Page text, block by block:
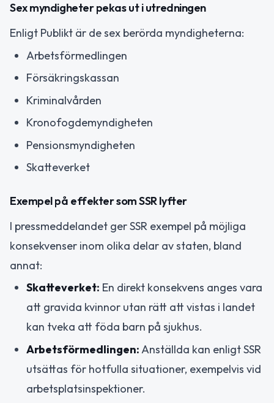
Sex myndigheter pekas ut i utredningen
Enligt Publikt är de sex berörda myndigheterna:
Arbetsförmedlingen
Försäkringskassan
Kriminalvården
Kronofogdemyndigheten
Pensionsmyndigheten
Skatteverket
Exempel på effekter som SSR lyfter
I pressmeddelandet ger SSR exempel på möjliga
konsekvenser inom olika delar av staten, bland
annat:
Skatteverket: En direkt konsekvens anges vara
att gravida kvinnor utan rätt att vistas i landet
kan tveka att föda barn på sjukhus.
Arbetsförmedlingen: Anställda kan enligt SSR
utsättas för hotfulla situationer, exempelvis vid
arbetsplatsinspektioner.